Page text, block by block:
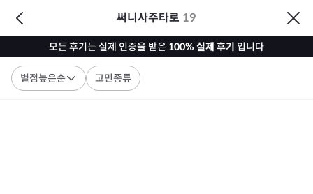
써니사주타로 19
모든 후기는 실제 인증을 받은 100% 실제 후기 입니다
별점높은순 고민종류